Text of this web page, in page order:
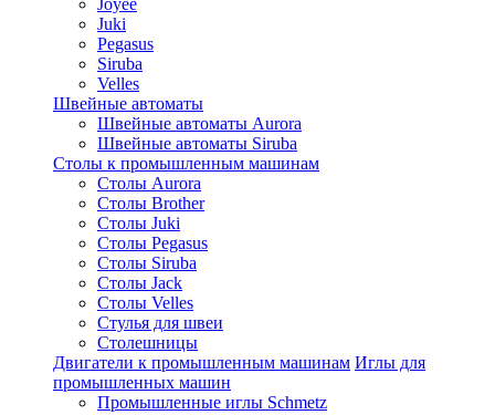
Joyee
Juki
Pegasus
Siruba
Velles
Швейные автоматы
Швейные автоматы Aurora
Швейные автоматы Siruba
Столы к промышленным машинам
Столы Aurora
Столы Brother
Столы Juki
Столы Pegasus
Столы Siruba
Столы Jack
Столы Velles
Стулья для швеи
Столешницы
Двигатели к промышленным машинам Иглы для
промышленных машин
Промышленные иглы Schmetz